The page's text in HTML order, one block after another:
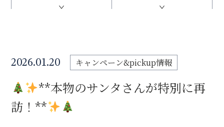
2026.01.20 キャンペーン&pickup情報
**本物のサンタさんが特別に再
訪！**